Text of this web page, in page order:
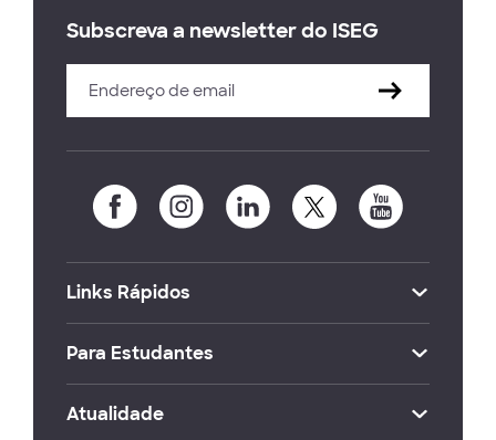
Subscreva a newsletter do ISEG
Links Rápidos
Para Estudantes
Atualidade